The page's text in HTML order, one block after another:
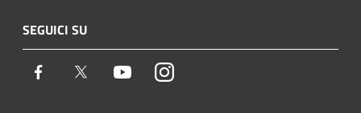
SEGUICI SU
Facebook Twitter YoutubeInstagram